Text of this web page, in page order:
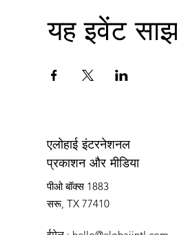
यह इवेंट
एलोहाई इंटरनेशनल
प्रकाशन और मीडिया
पीओ बॉक्स 1883
सरू, TX 77410